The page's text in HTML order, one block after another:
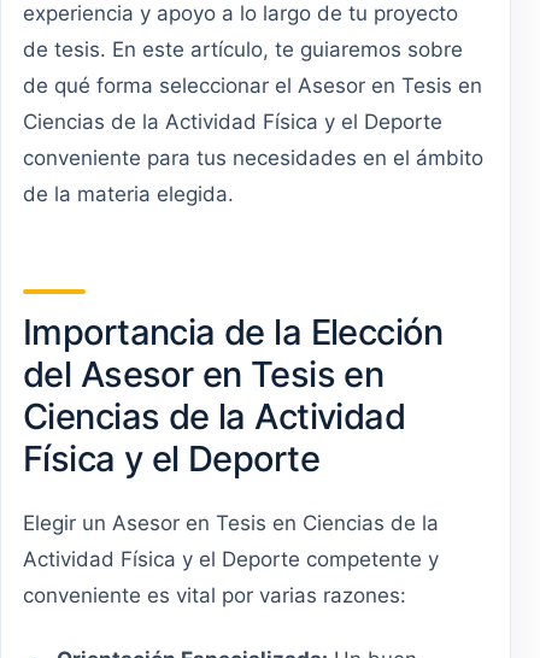
experiencia y apoyo a lo largo de tu proyecto
de tesis. En este artículo, te guiaremos sobre
de qué forma seleccionar el Asesor en Tesis en
Ciencias de la Actividad Física y el Deporte
conveniente para tus necesidades en el ámbito
de la materia elegida.
Importancia de la Elección
del Asesor en Tesis en
Ciencias de la Actividad
Física y el Deporte
Elegir un Asesor en Tesis en Ciencias de la
Actividad Física y el Deporte competente y
conveniente es vital por varias razones: